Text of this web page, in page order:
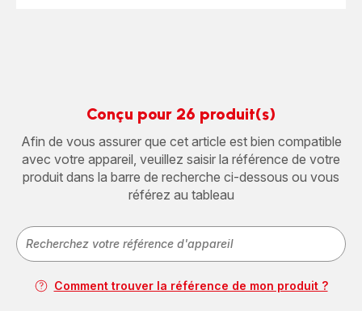
Conçu pour 26 produit(s)
Afin de vous assurer que cet article est bien compatible
avec votre appareil, veuillez saisir la référence de votre
produit dans la barre de recherche ci-dessous ou vous
référez au tableau
Comment trouver la référence de mon produit ?